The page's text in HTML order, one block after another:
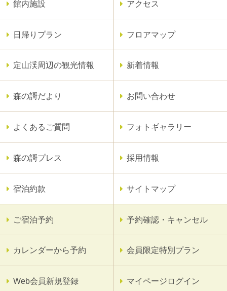
館内施設 アクセス
日帰りプラン フロアマップ
定山渓周辺の観光情報 新着情報
森の謌だより お問い合わせ
よくあるご質問 フォトギャラリー
森の謌プレス 採用情報
宿泊約款 サイトマップ
ご宿泊予約 予約確認・キャンセル
カレンダーから予約 会員限定特別プラン
Web会員新規登録 マイページログイン